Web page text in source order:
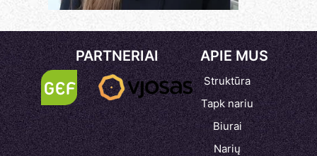
PARTNERIAI APIE MUS
Struktūra
Tapk nariu
Biurai
Narių